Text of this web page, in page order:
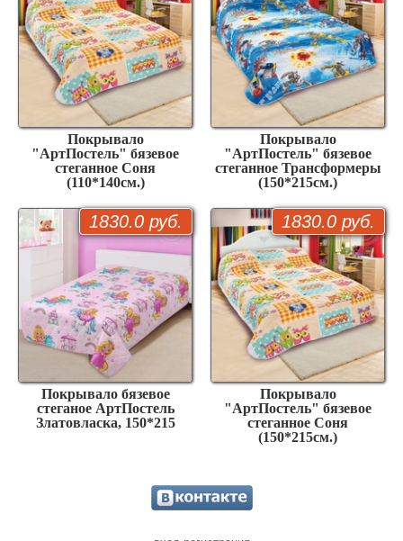
Покрывало
"АртПостель" бязевое
стеганное Соня
(110*140см.)
Покрывало
"АртПостель" бязевое
стеганное Трансформеры
(150*215см.)
Покрывало бязевое
стеганое АртПостель
Златовласка, 150*215
1830.0 руб.
Покрывало
"АртПостель" бязевое
стеганное Соня
(150*215см.)
1830.0 руб.